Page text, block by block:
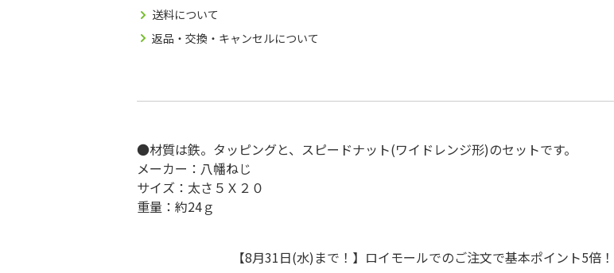
送料について
返品・交換・キャンセルについて
●材質は鉄。タッピングと、スピードナット(ワイドレンジ形)のセットです。
メーカー：八幡ねじ
サイズ：太さ５Ｘ２０
重量：約24ｇ
【8月31日(水)まで！】ロイモールでのご注文で基本ポイント5倍！